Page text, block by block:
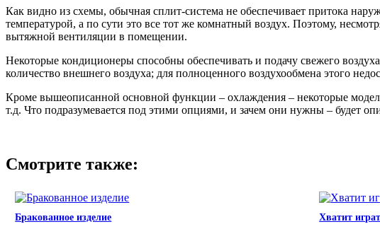
Как видно из схемы, обычная сплит-система не обеспечивает притока
температурой, а по сути это все тот же комнатный воздух. Поэтому,
вытяжной вентиляции в помещении.
Некоторые кондиционеры способны обеспечивать и подачу свежего
количество внешнего воздуха; для полноценного воздухообмена этого
Кроме вышеописанной основной функции – охлаждения – некоторые
т.д. Что подразумевается под этими опциями, и зачем они нужны – будет
Смотрите также:
Бракованное изделие Хватит